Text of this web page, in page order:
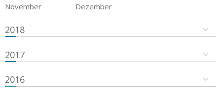
November
Dezember
2018
2017
2016